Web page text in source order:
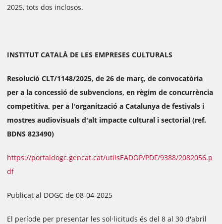
2025, tots dos inclosos.
INSTITUT CATALÀ DE LES EMPRESES CULTURALS
Resolució CLT/1148/2025, de 26 de març, de convocatòria
per a la concessió de subvencions, en règim de concurrència
competitiva, per a l'organització a Catalunya de festivals i
mostres audiovisuals d'alt impacte cultural i sectorial (ref.
BDNS 823490)
https://portaldogc.gencat.cat/utilsEADOP/PDF/9388/2082056.p
df
Publicat al DOGC de 08-04-2025
El període per presentar les sol·licituds és del 8 al 30 d'abril